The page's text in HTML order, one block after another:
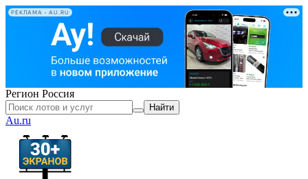
РЕКЛАМА • AU.RU
Регион Россия
Найти
Au.ru